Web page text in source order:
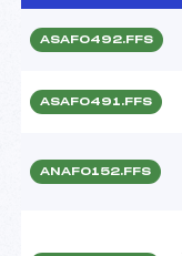
ASAF0492.FFS
ASAF0491.FFS
ANAF0152.FFS